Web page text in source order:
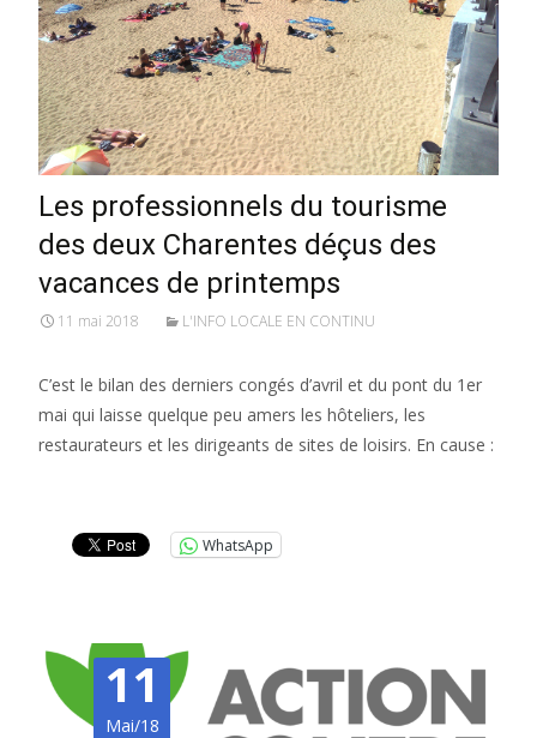
Les professionnels du tourisme
des deux Charentes déçus des
vacances de printemps
11 mai 2018 L'INFO LOCALE EN CONTINU
C’est le bilan des derniers congés d’avril et du pont du 1er
mai qui laisse quelque peu amers les hôteliers, les
restaurateurs et les dirigeants de sites de loisirs. En cause :
WhatsApp
11
Mai/18